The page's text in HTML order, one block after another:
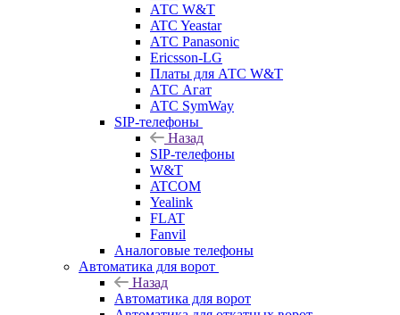
АТС W&T
ATC Yeastar
АТС Panasonic
Ericsson-LG
Платы для АТС W&T
АТС Агат
АТС SymWay
SIP-телефоны
Назад
SIP-телефоны
W&T
ATCOM
Yealink
FLAT
Fanvil
Аналоговые телефоны
Автоматика для ворот
Назад
Автоматика для ворот